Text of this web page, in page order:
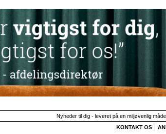
Nyheder til dig - leveret på en miljøvenlig
KONTAKT OS